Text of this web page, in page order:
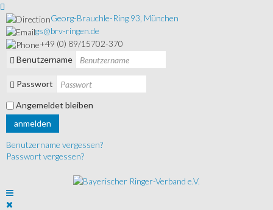
Georg-Brauchle-Ring 93, München
gs@brv-ringen.de
+49 (0) 89/15702-370
Benutzername
Passwort
Angemeldet bleiben
anmelden
Benutzername vergessen?
Passwort vergessen?